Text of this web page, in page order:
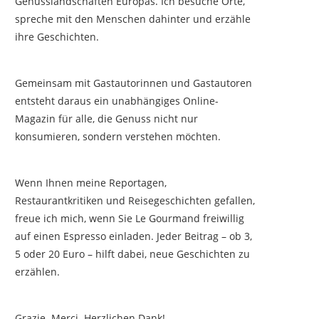
spreche mit den Menschen dahinter und erzähle
ihre Geschichten.
Gemeinsam mit Gastautorinnen und Gastautoren
entsteht daraus ein unabhängiges Online-
Magazin für alle, die Genuss nicht nur
konsumieren, sondern verstehen möchten.
Wenn Ihnen meine Reportagen,
Restaurantkritiken und Reisegeschichten gefallen,
freue ich mich, wenn Sie Le Gourmand freiwillig
auf einen Espresso einladen. Jeder Beitrag – ob 3,
5 oder 20 Euro – hilft dabei, neue Geschichten zu
erzählen.